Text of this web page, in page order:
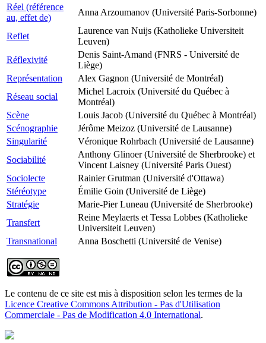
Réel (référence
au, effet de)
Anna Arzoumanov (Université Paris-Sorbonne)
Reflet
Laurence van Nuijs (Katholieke Universiteit
Leuven)
Réflexivité
Denis Saint-Amand (FNRS - Université de
Liège)
Représentation
Alex Gagnon (Université de Montréal)
Réseau social
Michel Lacroix (Université du Québec à
Montréal)
Scène
Louis Jacob (Université du Québec à Montréal)
Scénographie
Jérôme Meizoz (Université de Lausanne)
Singularité
Véronique Rohrbach (Université de Lausanne)
Sociabilité
Anthony Glinoer (Université de Sherbrooke) et
Vincent Laisney (Université Paris Ouest)
Sociolecte
Rainier Grutman (Université d'Ottawa)
Stéréotype
Émilie Goin (Université de Liège)
Stratégie
Marie-Pier Luneau (Université de Sherbrooke)
Transfert
Reine Meylaerts et Tessa Lobbes (Katholieke
Universiteit Leuven)
Transnational
Anna Boschetti (Université de Venise)
Le contenu de ce site est mis à disposition selon les termes de la
Licence Creative Commons Attribution - Pas d'Utilisation
Commerciale - Pas de Modification 4.0 International.